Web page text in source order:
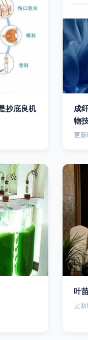
抄底良机
成
物
更
叶
更